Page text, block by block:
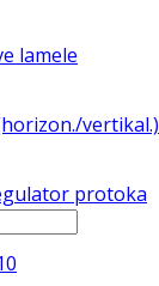
lamele
vertikal.)
protoka